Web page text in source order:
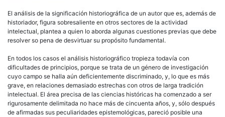
El análisis de la significación historiográfica de un autor que es, además de
historiador, figura sobresaliente en otros sectores de la actividad
intelectual, plantea a quien lo aborda algunas cuestiones previas que debe
resolver so pena de desvirtuar su propósito fundamental.
En todos los casos el análisis historiográfico tropieza todavía con
dificultades de principios, porque se trata de un género de investigación
cuyo campo se halla aún deficientemente discriminado, y, lo que es más
grave, en relaciones demasiado estrechas con otros de larga tradición
intelectual. El área precisa de las ciencias históricas ha comenzado a ser
rigurosamente delimitada no hace más de cincuenta años, y, sólo después
de afirmadas sus peculiaridades epistemológicas, pareció posible una